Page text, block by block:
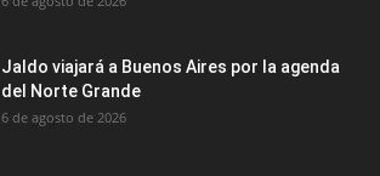
Jaldo viajará a Buenos Aires por la agenda
del Norte Grande
6 de agosto de 2026